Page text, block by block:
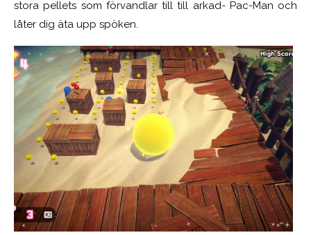
stora pellets som förvandlar till till arkad- Pac-Man och
låter dig äta upp spöken.